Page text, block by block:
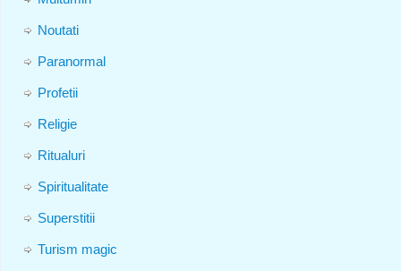
Noutati
Paranormal
Profetii
Religie
Ritualuri
Spiritualitate
Superstitii
Turism magic